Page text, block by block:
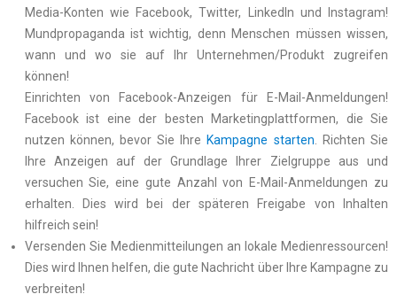
Media-Konten wie Facebook, Twitter, LinkedIn und Instagram!
Mundpropaganda ist wichtig, denn Menschen müssen wissen,
wann und wo sie auf Ihr Unternehmen/Produkt zugreifen
können!
Einrichten von Facebook-Anzeigen für E-Mail-Anmeldungen!
Facebook ist eine der besten Marketingplattformen, die Sie
nutzen können, bevor Sie Ihre Kampagne starten. Richten Sie
Ihre Anzeigen auf der Grundlage Ihrer Zielgruppe aus und
versuchen Sie, eine gute Anzahl von E-Mail-Anmeldungen zu
erhalten. Dies wird bei der späteren Freigabe von Inhalten
hilfreich sein!
Versenden Sie Medienmitteilungen an lokale Medienressourcen!
Dies wird Ihnen helfen, die gute Nachricht über Ihre Kampagne zu
verbreiten!